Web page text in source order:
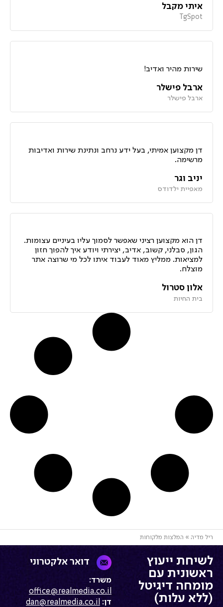
איתי מקבל
TgSpot
שירות מהיר ואדיב!
ארבל פישלר
ארבל פישלר
דן מקצוען אמיתי, בעל ידע נרחב ונתינת שירות ואדיבות
מרשימה.
יניב וגר
מאפיית ילדודס
דן הוא מקצוען רציני שאפשר לסמוך עליו בעיניים עצומות.
הגון, סבלני, קשוב, אדיב, יצירתי ויודע איך להפוך חזון
למציאות. ממליץ מאוד לעבוד איתו לכל מי שרוצה אתר
מוצלח.
אלון סטרול
בית החיות
ריל מדיה » המלצות מלקוחות
לשיחת ייעוץ
ראשונית עם
מומחה דיגיטל
(ללא עלות)
דואר אלקטרוני
משרד:
office@realmedia.co.il
דן:
dan@realmedia.co.il